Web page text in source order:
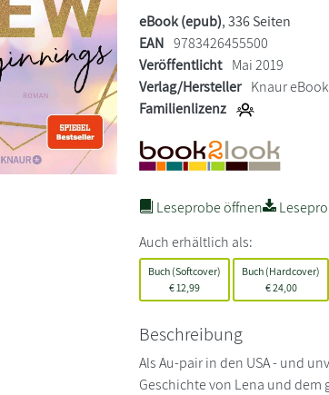
eBook (epub), 336 Seiten
EAN 9783426455500
Veröffentlicht Mai 2019
Verlag/Hersteller Knaur eBook
Familienlizenz
Leseprobe öffnen
Auch erhältlich als:
Buch (Softcover)
€ 12,99
Buch (Hardcover)
€24,00
Beschreibung
Als Au-pair in den USA - und
Geschichte von Lena und dem